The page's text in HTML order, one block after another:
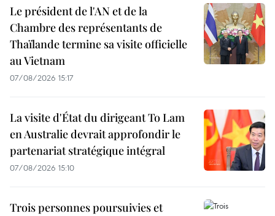
Le président de l'AN et de la
Chambre des représentants de
Thaïlande termine sa visite officielle
au Vietnam
07/08/2026 15:17
La visite d'État du dirigeant To Lam
en Australie devrait approfondir le
partenariat stratégique intégral
07/08/2026 15:10
Trois personnes poursuivies et